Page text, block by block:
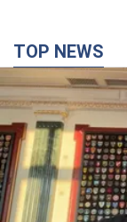
TOP NEWS